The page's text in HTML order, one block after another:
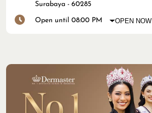
Surabaya - 60285
Open until 08:00 PM OPEN NOW